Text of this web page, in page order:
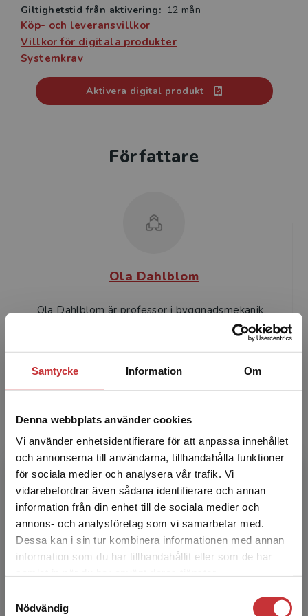
Samtycke Information Om
Denna webbplats använder cookies
Vi använder enhetsidentifierare för att anpassa innehållet
och annonserna till användarna, tillhandahålla funktioner
för sociala medier och analysera vår trafik. Vi
vidarebefordrar även sådana identifierare och annan
information från din enhet till de sociala medier och
annons- och analysföretag som vi samarbetar med.
Dessa kan i sin tur kombinera informationen med annan
information som du har tillhandahållit eller som de har
Nödvändig
Begränsad fraktregion
Det verkar som att du besöker
studentlitteratur.se via en enhet utanför Sverige.
Vi erbjuder inte leveranser utanför Sverige. För
Giltighetstid från aktivering: 12 mån
Köp- och leveransvillkor
Villkor för digitala produkter
Systemkrav
Aktivera digital produkt
Författare
Ola Dahlblom
Ola Dahlblom är professor i byggnadsmekanik
vid Lunds tekniska högskola. Hans huvudsakliga
Erika Tudisco
Erika Tudisco är docent i geoteknik vid Lunds
tekniska högskola. Hennes primära
forskningsinriktning är utveckling av avancerade